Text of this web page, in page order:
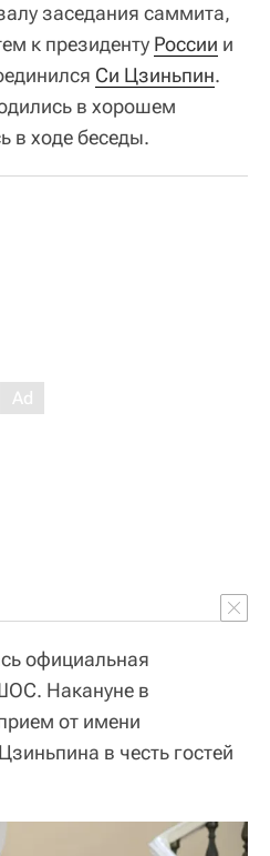
заседания саммита,
к президенту России и
Си Цзиньпин.
в хорошем
в ходе беседы.
официальная
Накануне в
от имени
в честь гостей